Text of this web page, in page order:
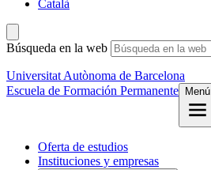
Català
Búsqueda en la web
Universitat Autònoma de Barcelona
Escuela de Formación Permanente Menú
Oferta de estudios
Instituciones y empresas